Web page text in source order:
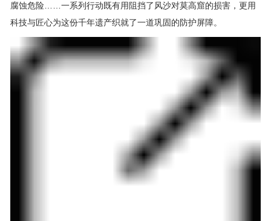
腐蚀危险……一系列行动既有用阻挡了风沙对莫高窟的损害，更用
科技与匠心为这份千年遗产织就了一道巩固的防护屏障。